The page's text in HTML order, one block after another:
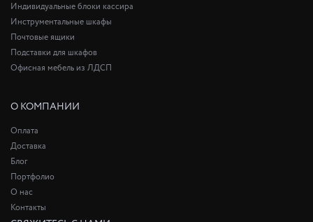
Индивидуальные блоки кассира
Инструментальные шкафы
Почтовые ящики
Подставки для шкафов
Офисная мебель из ЛДСП
О КОМПАНИИ
Оплата
Доставка
Блог
Портфолио
О нас
Контакты